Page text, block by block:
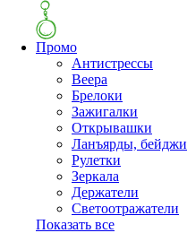
Промо
Антистрессы
Веера
Брелоки
Зажигалки
Открывашки
Ланъярды, бейджи
Рулетки
Зеркала
Держатели
Светоотражатели
Показать все